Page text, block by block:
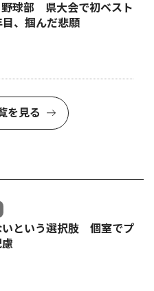
球部 県大会で初ベスト
、掴んだ悲願
を見る
という選択肢 個室でプ